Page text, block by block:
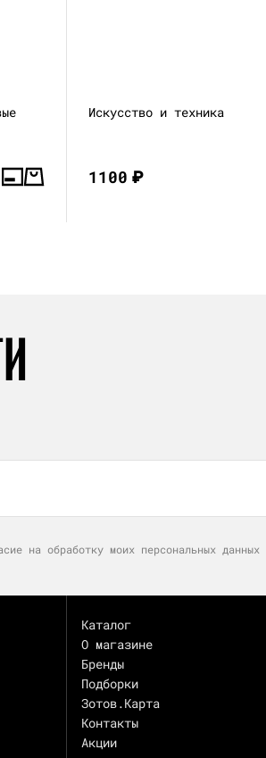
Искусство и техника
1100₽
на обработку моих персональных
Каталог
О магазине
Бренды
Подборки
Зотов.Карта
Контакты
Акции